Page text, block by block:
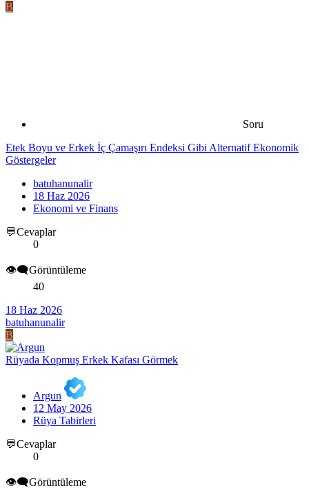
B
Soru
Etek Boyu ve Erkek İç Çamaşırı Endeksi Gibi Alternatif Ekonomik
Göstergeler
batuhanunalir
18 Haz 2026
Ekonomi ve Finans
💬Cevaplar
0
👁️‍🗨️Görüntüleme
40
18 Haz 2026
batuhanunalir
B
Rüyada Kopmuş Erkek Kafası Görmek
Argun
12 May 2026
Rüya Tabirleri
💬Cevaplar
0
👁️‍🗨️Görüntüleme